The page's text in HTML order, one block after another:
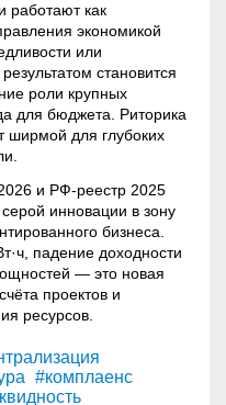
работают как
экономикой
или
становится
роли крупных
для бюджета. Риторика
ширмой для глубоких
и РФ-реестр 2025
инновации в зону
бизнеса.
падение доходности
— это новая
проектов и
ресурсов.
#комплаенс